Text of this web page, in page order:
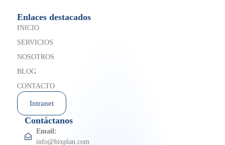
Enlaces destacados
INICIO
SERVICIOS
NOSOTROS
BLOG
CONTACTO
Intranet
Contáctanos
Email:
info@bixplan.com